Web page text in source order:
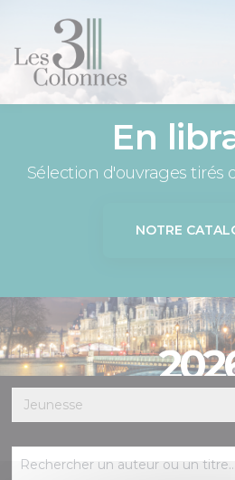
En
Sélection d'ouvrages tirés
NOTRE